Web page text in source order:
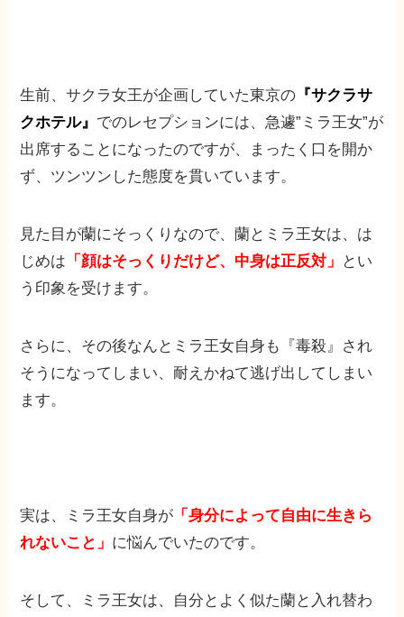
生前、サクラ女王が企画していた東京の 『サクラサ
クホテル』 でのレセプションには、急遽”ミラ王女”が
出席することになったのですが、まったく口を開か
ず、ツンツンした態度を貫いています。
見た目が蘭にそっくりなので、蘭とミラ王女は、は
じめは 「顔はそっくりだけど、中身は正反対」
とい
う印象を受けます。
さらに、その後なんとミラ王女自身も『毒殺』され
そうになってしまい、耐えかねて逃げ出してしまい
ます。
実は、ミラ王女自身が 「身分によって自由に生きら
れないこと」 に悩んでいたのです。
そして、ミラ王女は、自分とよく似た蘭と入れ替わ